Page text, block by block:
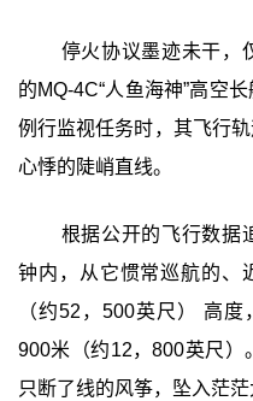
停火协议墨迹未干，
的MQ-4C“人鱼海神”高空
例行监视任务时，其飞行
心悸的陡峭直线。
根据公开的飞行数据
钟内，从它惯常巡航的、
（约52，500英尺）‍ 高
900米（约12，800英尺
只断了线的风筝，坠入茫茫